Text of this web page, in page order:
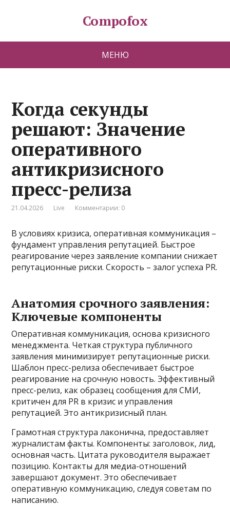
Compofox
МЕНЮ
Когда секунды
решают: Значение
оперативного
антикризисного
пресс-релиза
21.04.2026 Live Комментарии: 0
В условиях кризиса, оперативная коммуникация –
фундамент управления репутацией. Быстрое
реагирование через заявление компании снижает
репутационные риски. Скорость – залог успеха PR.
Анатомия срочного заявления:
Ключевые компоненты
Оперативная коммуникация, основа кризисного
менеджмента. Четкая структура публичного
заявления минимизирует репутационные риски.
Шаблон пресс-релиза обеспечивает быстрое
реагирование на срочную новость. Эффективный
пресс-релиз, как образец сообщения для СМИ,
критичен для PR в кризис и управления
репутацией. Это антикризисный план.
Грамотная структура лаконична, предоставляет
журналистам факты. Компоненты: заголовок, лид,
основная часть. Цитата руководителя выражает
позицию. Контакты для медиа-отношений
завершают документ. Это обеспечивает
оперативную коммуникацию, следуя советам по
написанию.